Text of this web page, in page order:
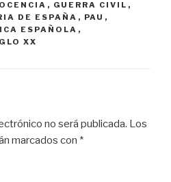
, GUERRA CIVIL ,
DE ESPAÑA , PAU ,
ESPAÑOLA ,
XX
no será publicada. Los
marcados con *